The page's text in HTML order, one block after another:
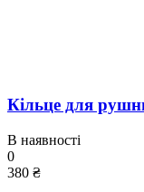
Кільце для
В наявності
0
380 ₴